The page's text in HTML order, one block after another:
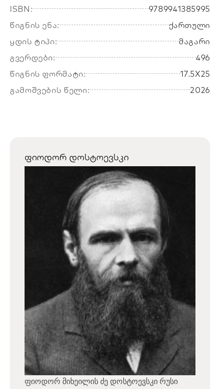
ISBN:
9789941385995
წიგნის ენა:
ქართული
ყდის ტიპი:
მაგარი
გვერდები:
496
წიგნის ფორმატი:
17.5X25
გამოშვების წელი:
2026
ფიოდორ დოსტოევსკი
ფიოდორ მიხეილის ძე დოსტოევსკი რუსი